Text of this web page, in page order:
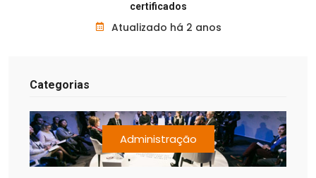
certificados
Atualizado há 2 anos
Categorias
Administração